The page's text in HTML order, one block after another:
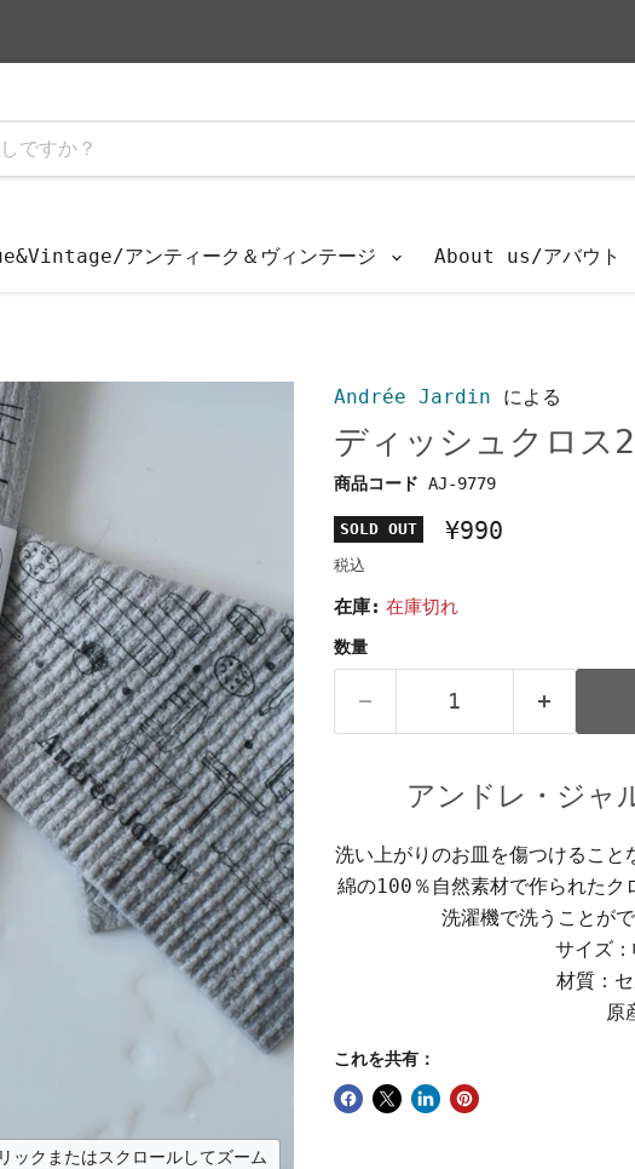
アンティーク＆ヴィンテージ About us/アバウト
ックまたはスクロールしてズーム
Andrée Jardin による
ディッシュクロス
商品コード AJ-9779
SOLD OUT ¥990
税込
在庫: 在庫切れ
数量
アンドレ・ジャ
洗い上がりのお皿を傷つけること
綿の100％自然素材で作られたク
洗濯機で洗うことが
サイズ
材質：
原
これを共有：